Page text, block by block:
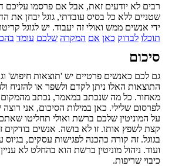
רבים לא יודעים זאת, אבל אם פרסמו עליכם
שטניים ללא כל בסיס עובדתי, גוגל יבחן את
ידי אנשים ממש ואולי זה יעבוד. יש לגוגל
תוכלו לבדוק כאן אם המקרה שלכם עומד
סיכום
גם לכם כאנשים פרטיים יש 'תוצאות חיפוש'
התוצאות האלו ניתן לקדם ולשפר או להזניח
מאחור. כל מה שנכתב במאמר, נכתב מהמקום
לפרסום שלילי. כאן במילות הסיכום, אני
על המוניטין שלכם ברשת ואולי תחליטו
קצת לשפץ אותו. זו לא בושה. אנשים בודקים
בגוגל. זה קורה כהכנה לפגישות עסקים, בגיוס
ועוד. ניהול מוניטין ברשת הוא בהחלט לא
כיבוי שריפות.